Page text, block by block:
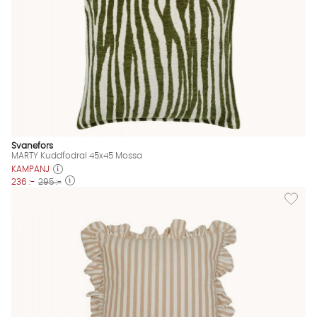
Svanefors
MARTY Kuddfodral 45x45 Mossa
KAMPANJ
236 :- 295 :-
Lägg